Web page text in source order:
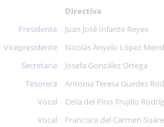
Directiva
Presidente
Juan José Infante Reyes
Vicepresidente
Nicolás Anyelo López
Secretaria
Josefa González Ortega
Tesorera
Antonia Teresa Guedes
Vocal
Celia del Pino Trujillo
Vocal
Francisca del Carmen